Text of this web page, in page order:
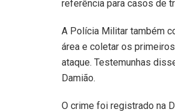
referência para casos de
A Polícia Militar também
área e coletar os
ataque. Testemunhas
Damião.
O crime foi registrado na